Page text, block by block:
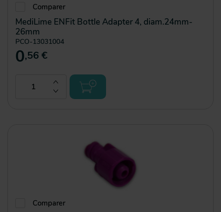
Comparer
MediLime ENFit Bottle Adapter 4, diam.24mm-
26mm
PCO-13031004
0,56 €
Comparer